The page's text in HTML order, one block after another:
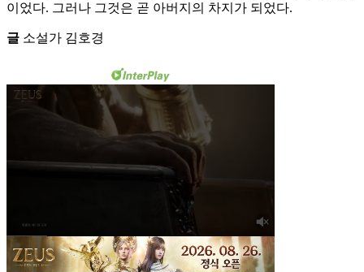
이었다. 그러나 그것은 곧 아버지의 차지가 되었다.
글 소설가 김호경